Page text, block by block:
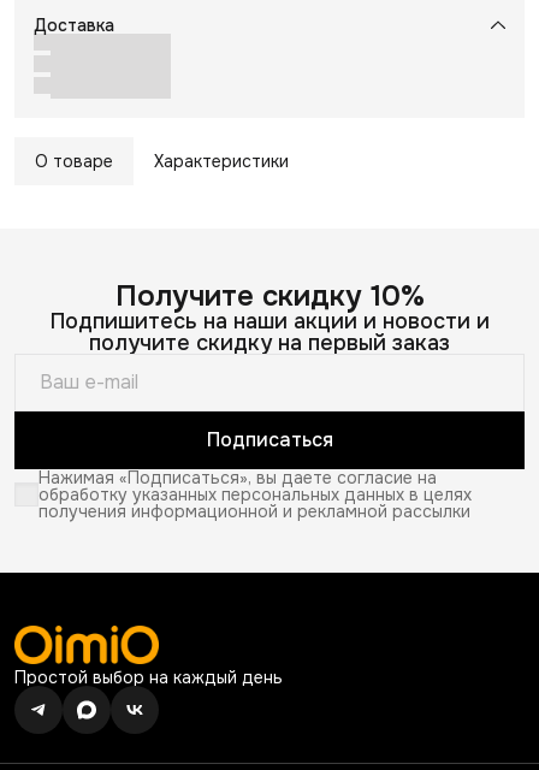
Доставка
О товаре Характеристики
Получите скидку 10%
Подпишитесь на наши акции и новости и
получите скидку на первый заказ
Подписаться
Нажимая «Подписаться», вы даете согласие на
обработку указанных персональных данных в целях
получения информационной и рекламной рассылки
Простой выбор на каждый день